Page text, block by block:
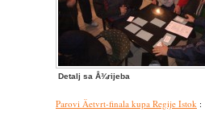
Detalj sa Å¾rijeba
Parovi Äetvrt-finala kupa Regije Istok :